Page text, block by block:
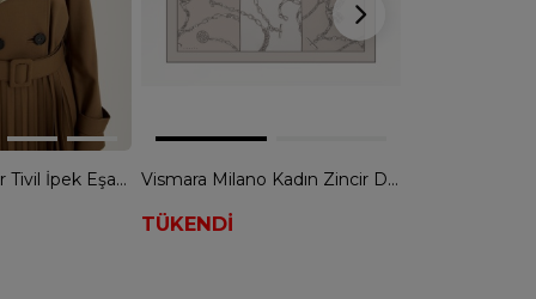
Maisa Nevbahar Tivil İpek Eşarp - YAĞ YEŞİLİ Vismara Milano Kadın Zincir Desen Tivil İpek Eşarp - KOYU VİZON
TÜKENDİ